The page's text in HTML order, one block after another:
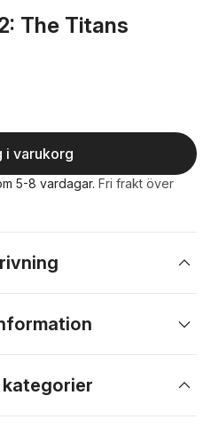
The Titans
i varukorg
5-8 vardagar. Fri frakt över